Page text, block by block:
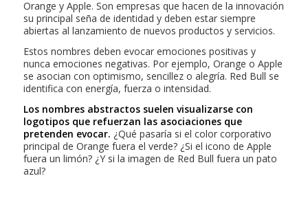
Orange y Apple. Son empresas que hacen de la innovación
su principal seña de identidad y deben estar siempre
abiertas al lanzamiento de nuevos productos y servicios.
Estos nombres deben evocar emociones positivas y
nunca emociones negativas. Por ejemplo, Orange o Apple
se asocian con optimismo, sencillez o alegría. Red Bull se
identifica con energía, fuerza o intensidad.
Los nombres abstractos suelen visualizarse con
logotipos que refuerzan las asociaciones que
pretenden evocar. ¿Qué pasaría si el color corporativo
principal de Orange fuera el verde? ¿Si el icono de Apple
fuera un limón? ¿Y si la imagen de Red Bull fuera un pato
azul?